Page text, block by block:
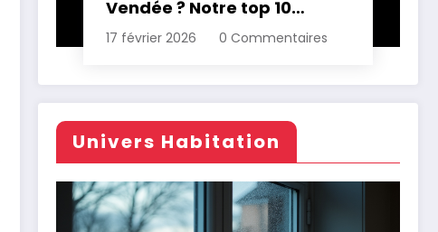
Vendée ? Notre top 10
comparatif
17 février 2026 0 Commentaires
Univers Habitation